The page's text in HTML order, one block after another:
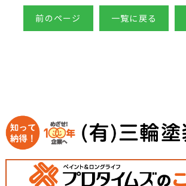
前のページ 一覧に戻る